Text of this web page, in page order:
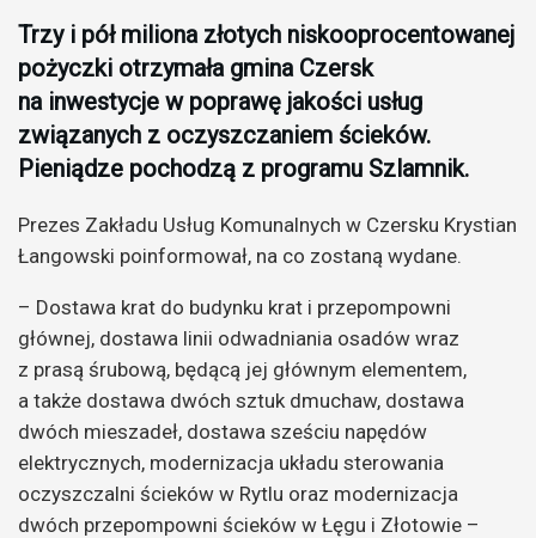
Trzy i pół miliona złotych niskooprocentowanej
pożyczki otrzymała gmina Czersk
na inwestycje w poprawę jakości usług
związanych z oczyszczaniem ścieków.
Pieniądze pochodzą z programu Szlamnik.
Prezes Zakładu Usług Komunalnych w Czersku Krystian
Łangowski poinformował, na co zostaną wydane.
– Dostawa krat do budynku krat i przepompowni
głównej, dostawa linii odwadniania osadów wraz
z prasą śrubową, będącą jej głównym elementem,
a także dostawa dwóch sztuk dmuchaw, dostawa
dwóch mieszadeł, dostawa sześciu napędów
elektrycznych, modernizacja układu sterowania
oczyszczalni ścieków w Rytlu oraz modernizacja
dwóch przepompowni ścieków w Łęgu i Złotowie –